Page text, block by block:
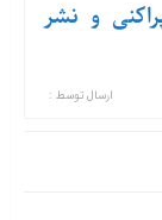
و نشر
ارسال توسط :